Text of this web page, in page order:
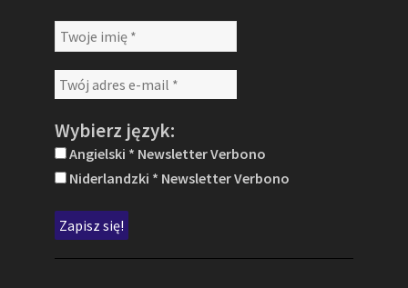
Wybierz język:
Angielski * Newsletter Verbono
Niderlandzki * Newsletter Verbono